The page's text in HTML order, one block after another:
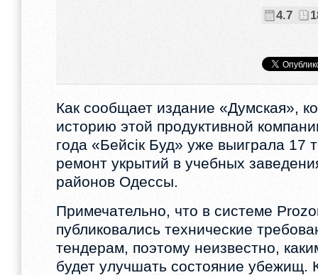
4.7
Как сообщает издание «Думская»,
историю этой продуктивной
года «Бейсік Буд» уже выиграла 17
ремонт укрытий в учебных
районов Одессы.
Примечательно, что в системе
публиковались технические
тендерам, поэтому неизвестно,
будет улучшать состояние убежищ.